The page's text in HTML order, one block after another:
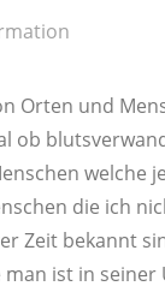
Orten und
ob
wel­che
die ich
Zeit bekannt
man ist in